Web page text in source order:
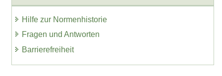
Hilfe zur Normenhistorie
Fragen und Antworten
Barrierefreiheit